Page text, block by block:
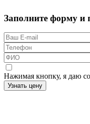
Заполните форму и
Нажимая кнопку, я даю
Узнать цену